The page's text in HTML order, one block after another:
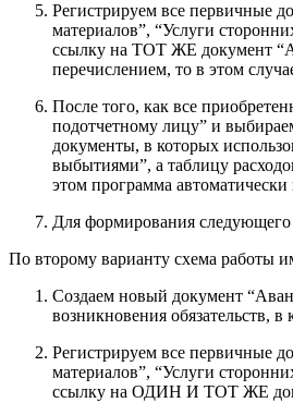
Регистрируем все первичные
материалов”, “Услуги
ссылку на ТОТ ЖЕ документ
перечислением, то в этом
После того, как все
подотчетному лицу” и
документы, в которых
выбытиями”, а таблицу
этом программа
Для формирования следующего
По второму варианту схема работы
Создаем новый документ
возникновения обязательств,
Регистрируем все первичные
материалов”, “Услуги
ссылку на ОДИН И ТОТ ЖЕ